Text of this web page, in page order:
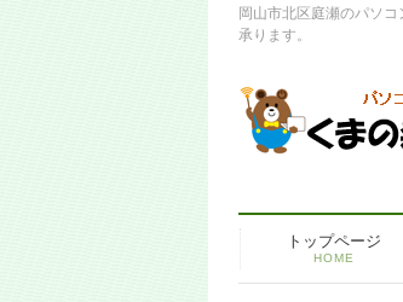
岡山市北区庭瀬のパソ
承ります。
トップページ
HOME